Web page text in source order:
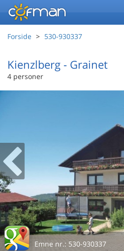
Forside 530-930337
Kienzlberg - Grainet
4 personer
Emne nr.: 530-930337